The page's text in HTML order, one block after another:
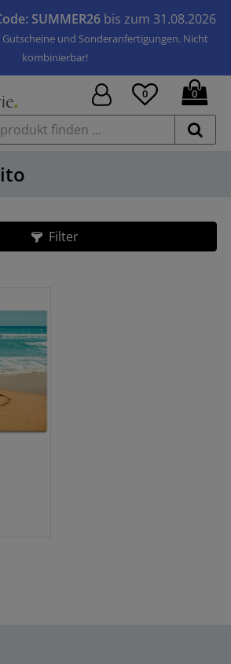
SUMMER26 bis zum 31.08.2026
und Sonderanfertigungen. Nicht
kombinierbar!
0 0
Filter